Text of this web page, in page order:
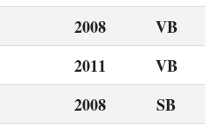
2008 VB
2011 VB
2008 SB